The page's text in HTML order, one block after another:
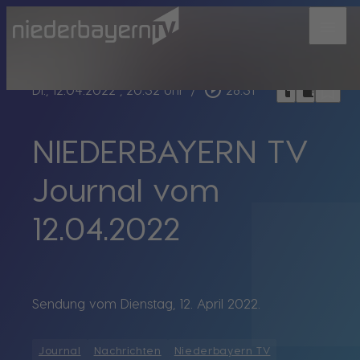
Di., 12.04.2022, 20:32 Uhr / play_circle_outline 28:31 headphoneschrome_reader_modebookmark_border
NIEDERBAYERN TV
Journal vom
12.04.2022
Sendung vom Dienstag, 12. April 2022.
Journal Nachrichten Niederbayern TV